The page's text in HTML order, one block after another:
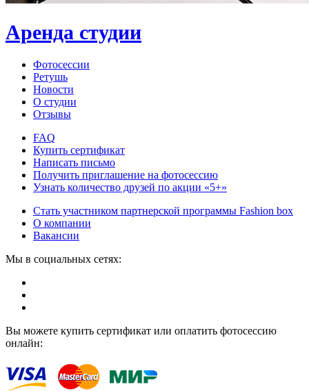
Аренда студии
Фотосессии
Ретушь
Новости
О студии
Отзывы
FAQ
Купить сертификат
Написать письмо
Получить приглашение на фотосессию
Узнать количество друзей по акции «5+»
Стать участником партнерской программы Fashion box
О компании
Вакансии
Мы в социальных сетях:
Вы можете купить сертификат или оплатить фотосессию
онлайн: